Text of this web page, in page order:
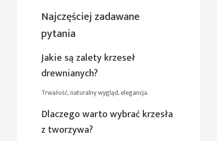
Najczęściej zadawane
pytania
Jakie są zalety krzeseł
drewnianych?
Trwałość, naturalny wygląd, elegancja.
Dlaczego warto wybrać krzesła
z tworzywa?